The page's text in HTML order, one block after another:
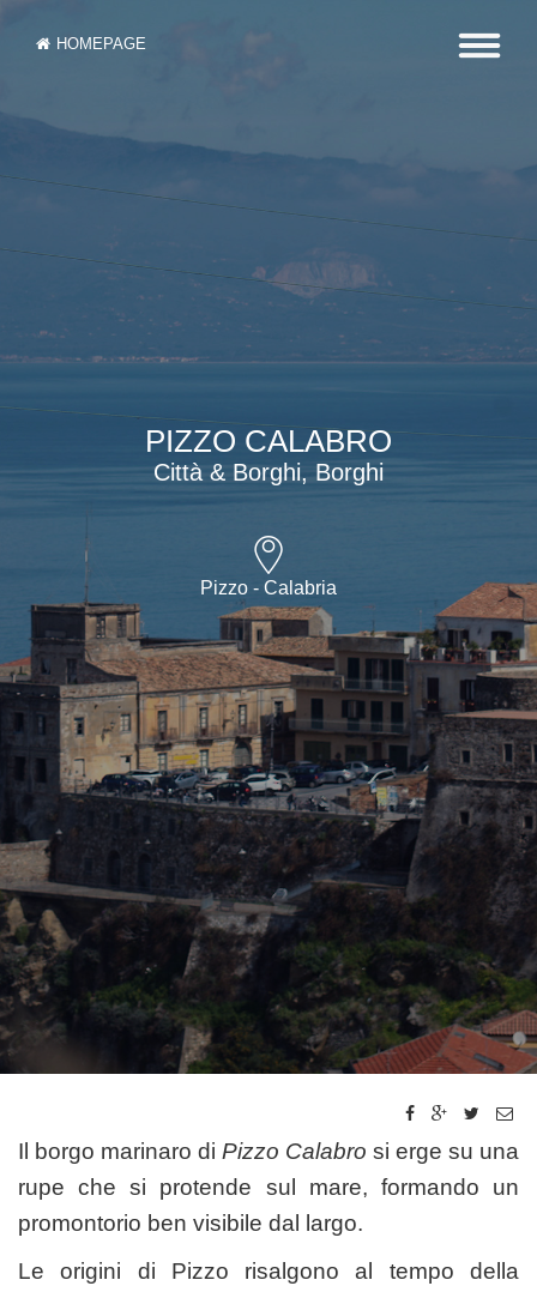
HOMEPAGE
PIZZO CALABRO
Città & Borghi, Borghi
Pizzo - Calabria
Il borgo marinaro di Pizzo Calabro si erge su una
rupe che si protende sul mare, formando un
promontorio ben visibile dal largo.
Le origini di Pizzo risalgono al tempo della